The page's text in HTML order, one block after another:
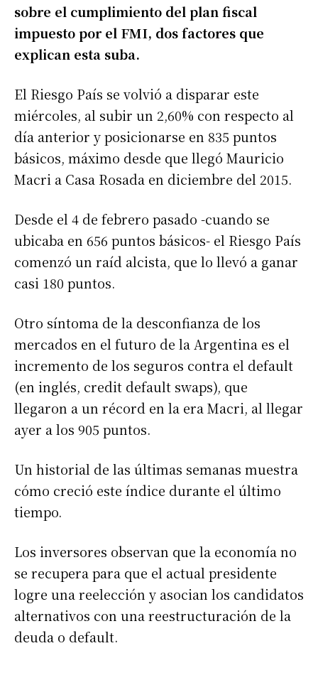
sobre el cumplimiento del plan fiscal
impuesto por el FMI, dos factores que
explican esta suba.
El Riesgo País se volvió a disparar este
miércoles, al subir un 2,60% con respecto al
día anterior y posicionarse en 835 puntos
básicos, máximo desde que llegó Mauricio
Macri a Casa Rosada en diciembre del 2015.
Desde el 4 de febrero pasado -cuando se
ubicaba en 656 puntos básicos- el Riesgo País
comenzó un raíd alcista, que lo llevó a ganar
casi 180 puntos.
Otro síntoma de la desconfianza de los
mercados en el futuro de la Argentina es el
incremento de los seguros contra el default
(en inglés, credit default swaps), que
llegaron a un récord en la era Macri, al llegar
ayer a los 905 puntos.
Un historial de las últimas semanas muestra
cómo creció este índice durante el último
tiempo.
Los inversores observan que la economía no
se recupera para que el actual presidente
logre una reelección y asocian los candidatos
alternativos con una reestructuración de la
deuda o default.